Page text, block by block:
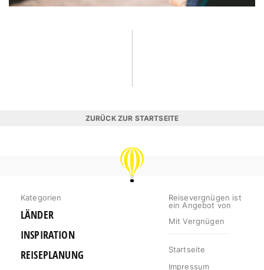
ZURÜCK ZUR STARTSEITE
REISEVERGNÜGEN
Kategorien
LÄNDER
INSPIRATION
REISEPLANUNG
Reisevergnügen ist
ein Angebot von
Mit Vergnügen
Startseite
Impressum